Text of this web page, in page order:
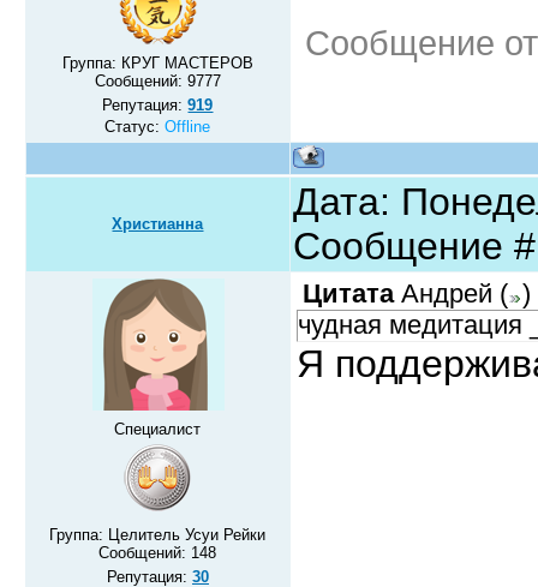
Группа: КРУГ МАСТЕРОВ
Сообщений: 9777
Репутация:919
Статус:Offline
Сообщение
Христианна
Дата:
Сообщение
Специалист
Группа: Целитель Усуи Рейки
Сообщений: 148
Репутация: 30
Цитата Андрей ( )
чудная медитация
Я